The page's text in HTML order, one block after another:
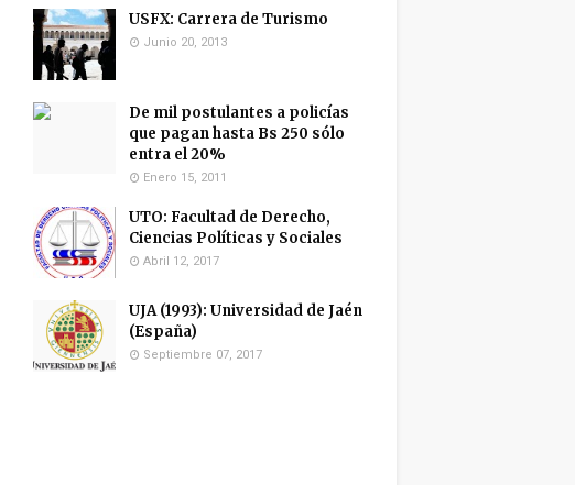
USFX: Carrera de Turismo
Junio 20, 2013
De mil postulantes a policías
que pagan hasta Bs 250 sólo
entra el 20%
Enero 15, 2011
UTO: Facultad de Derecho,
Ciencias Políticas y Sociales
Abril 12, 2017
UJA (1993): Universidad de Jaén
(España)
Septiembre 07, 2017